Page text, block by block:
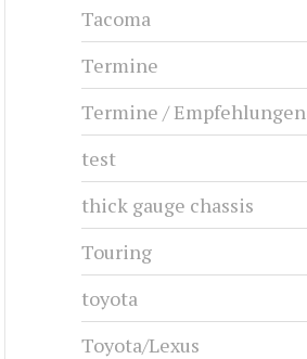
Tacoma
Termine
Termine / Empfehlungen
test
thick gauge chassis
Touring
toyota
Toyota/Lexus